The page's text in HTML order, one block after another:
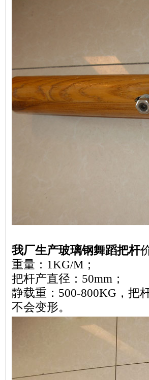
我厂生产玻璃钢舞蹈把杆
重量：1KG/M；
把杆产直径：50mm；
静载重：500-800KG，把
不会变形。